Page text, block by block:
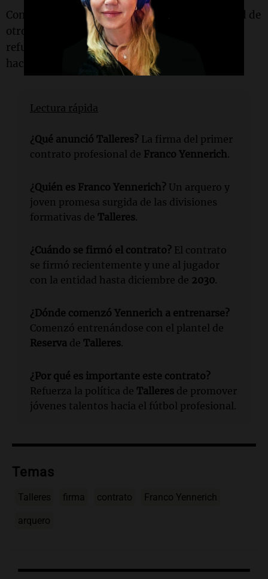
Con este acuerdo, la"T" asegura la continuidad de
otro de los jugadores formados en su cantera y
refuerza su política de promoción de juveniles
hacia el fútbol profesional.
Lectura rápida
¿Qué anunció Talleres? La firma del primer
contrato profesional de Franco Yennerich.
¿Quién es Franco Yennerich? Un arquero y
joven promesa surgida de las divisiones
formativas de Talleres.
¿Cuándo se firmó el contrato? El contrato
se firmó recientemente y une al jugador
con la entidad hasta diciembre de 2030.
¿Dónde comenzó Yennerich a entrenarse?
Comenzó entrenándose con el plantel de
Reserva de Talleres.
¿Por qué es importante este contrato?
Refuerza la política de Talleres de promover
jóvenes talentos hacia el fútbol profesional.
Temas
Talleres firma contrato Franco Yennerich
arquero